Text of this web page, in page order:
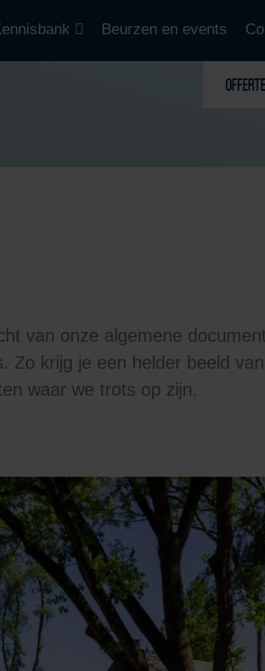
Beurzen en events
van onze algemene
Zo krijg je een helder beeld
waar we trots op zijn.